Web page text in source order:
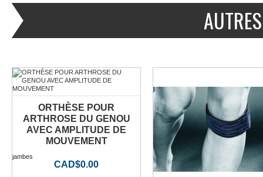
ORTHÈSE POUR
ARTHROSE DU GENOU
AVEC AMPLITUDE DE
MOUVEMENT
jambes
CAD$0.00